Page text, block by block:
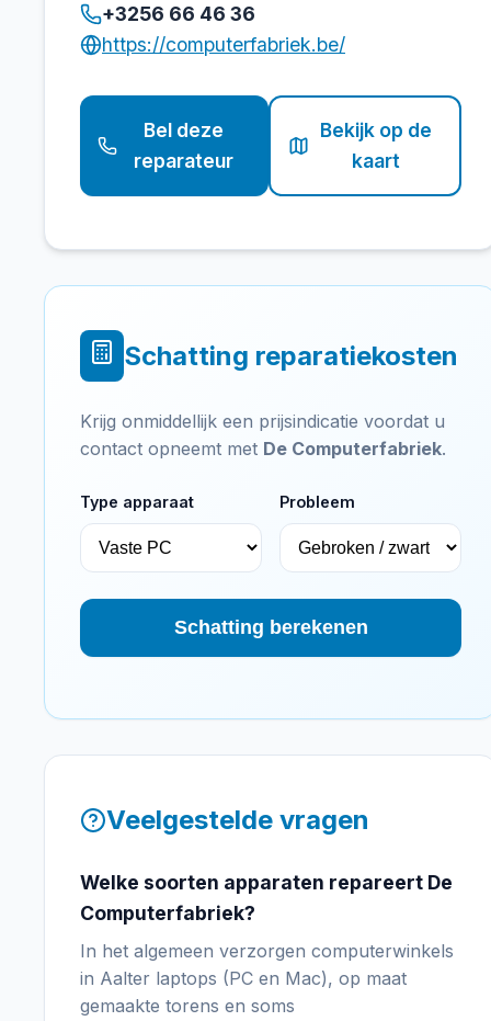
+3256 66 46 36
https://computerfabriek.be/
Bel deze
reparateur
Bekijk op de
kaart
Schatting reparatiekosten
Krijg onmiddellijk een prijsindicatie voordat u
contact opneemt met De Computerfabriek.
Type apparaat Probleem
Schatting berekenen
Veelgestelde vragen
Welke soorten apparaten repareert De
Computerfabriek?
In het algemeen verzorgen computerwinkels
in Aalter laptops (PC en Mac), op maat
gemaakte torens en soms